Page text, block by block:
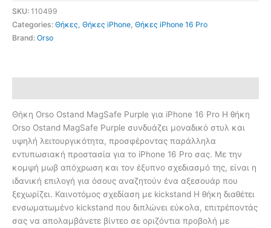
SKU: 110499
Categories: Θήκες Θήκες iPhone Θήκες iPhone 16 Pro
Brand: Orso
Θήκη Orso Ostand MagSafe Purple για iPhone 16 Pro Η θήκη
Orso Ostand MagSafe Purple συνδυάζει μοναδικό στυλ και
υψηλή λειτουργικότητα, προσφέροντας παράλληλα
εντυπωσιακή προστασία για το iPhone 16 Pro σας. Με την
κομψή μωβ απόχρωση και τον έξυπνο σχεδιασμό της, είναι η
ιδανική επιλογή για όσους αναζητούν ένα αξεσουάρ που
ξεχωρίζει. Καινοτόμος σχεδίαση με kickstand Η θήκη διαθέτει
ενσωματωμένο kickstand που διπλώνει εύκολα, επιτρέποντάς
σας να απολαμβάνετε βίντεο σε οριζόντια προβολή με